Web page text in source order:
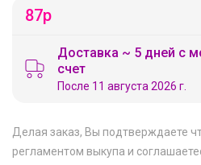
87р
Доставка ~ 5 дней с
счет
После 11 августа 2026 г.
Делая заказ, Вы подтверждаете
регламентом выкупа и